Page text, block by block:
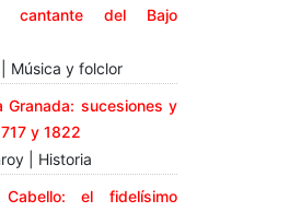
cantante del Bajo
Música y folclor
Granada: sucesiones y
y 1822
| Historia
el fidelísimo